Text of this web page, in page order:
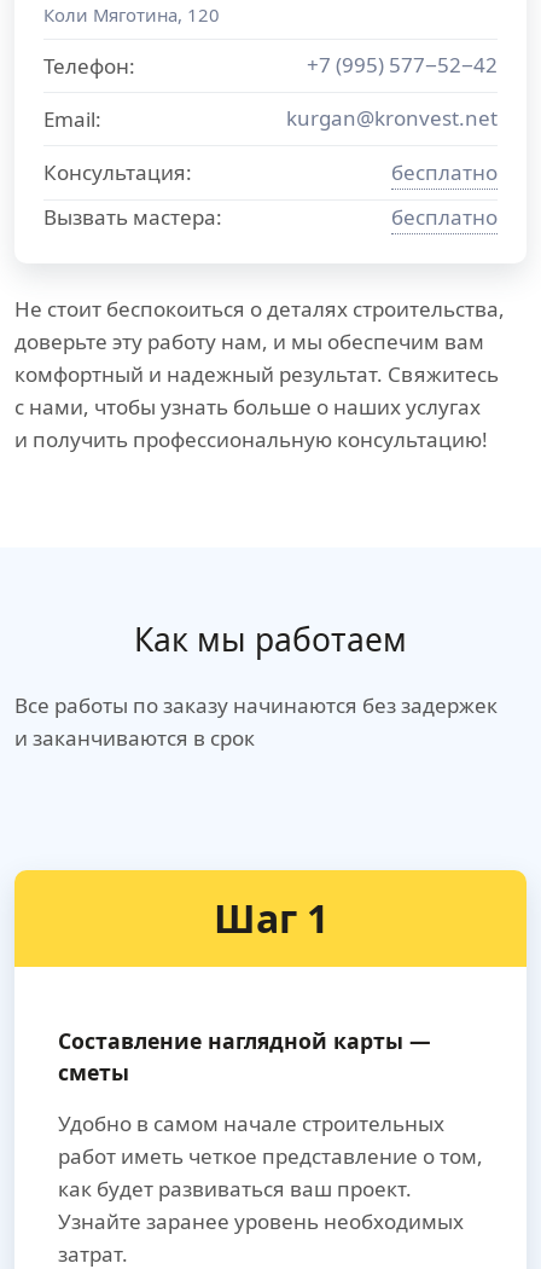
Коли Мяготина, 120
Телефон:
+7 (995) 577−52−42
Email:
kurgan@kronvest.net
Консультация:
бесплатно
Вызвать мастера:
бесплатно
Не стоит беспокоиться о деталях строительства,
доверьте эту работу нам, и мы обеспечим вам
комфортный и надежный результат. Свяжитесь
с нами, чтобы узнать больше о наших услугах
и получить профессиональную консультацию!
Как мы работаем
Все работы по заказу начинаются без задержек
и заканчиваются в срок
Шаг 1
Составление наглядной карты —
сметы
Удобно в самом начале строительных
работ иметь четкое представление о том,
как будет развиваться ваш проект.
Узнайте заранее уровень необходимых
затрат.